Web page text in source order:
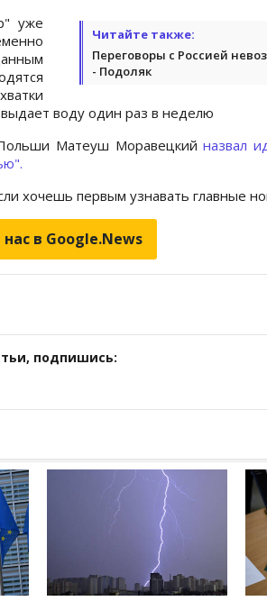
Читайте также:
Переговоры с Россией
- Подоляк
уже
воду один раз в неделю
Матеуш Моравецкийназвал
хочешь первым узнавать главные
в Google.News
подпишись: